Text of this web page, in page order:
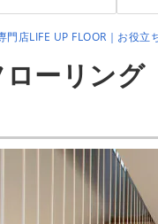
門店LIFE UP FLOOR｜お役立
ーリン